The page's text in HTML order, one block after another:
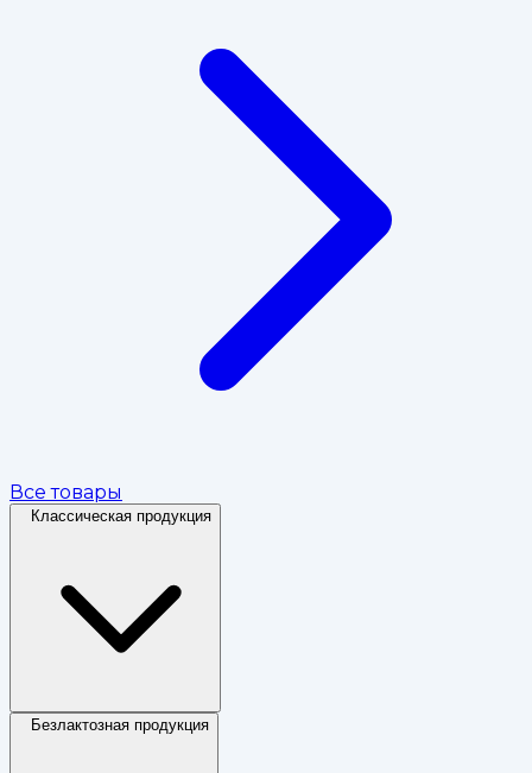
Все товары
Классическая продукция
Безлактозная продукция